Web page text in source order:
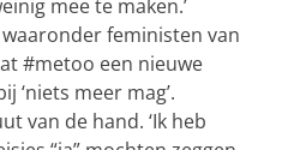
mee te maken.’
feministen van
#metoo een nieuwe
‘niets meer mag’.
van de hand. ‘Ik heb